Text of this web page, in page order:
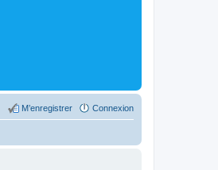
Connexion
M’enregistrer